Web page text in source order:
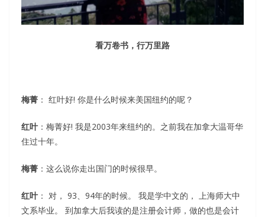
看万卷书，行万里路
梅菁 ： 红叶好! 你是什么时候来美国纽约的呢？
红叶 ：梅菁好! 我是2003年来纽约的。之前我在加拿大温哥华
住过十年。
梅菁 ：这么说你走出国门的时候很早。
红叶 ： 对， 93、94年的时候。 我是学中文的， 上海师大中
文系毕业。 到加拿大后我读的是注册会计师，做的也是会计